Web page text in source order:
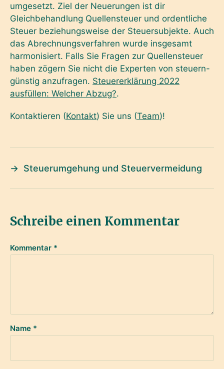
umgesetzt. Ziel der Neuerungen ist dir
Gleichbehandlung Quellensteuer und ordentliche
Steuer beziehungsweise der Steuersubjekte. Auch
das Abrechnungsverfahren wurde insgesamt
harmonisiert. Falls Sie Fragen zur Quellensteuer
haben zögern Sie nicht die Experten von steuern-
günstig anzufragen. Steuererklärung 2022
ausfüllen: Welcher Abzug?.
Kontaktieren (Kontakt) Sie uns (Team)!
→ Steuerumgehung und Steuervermeidung
Schreibe einen Kommentar
Kommentar *
Name *